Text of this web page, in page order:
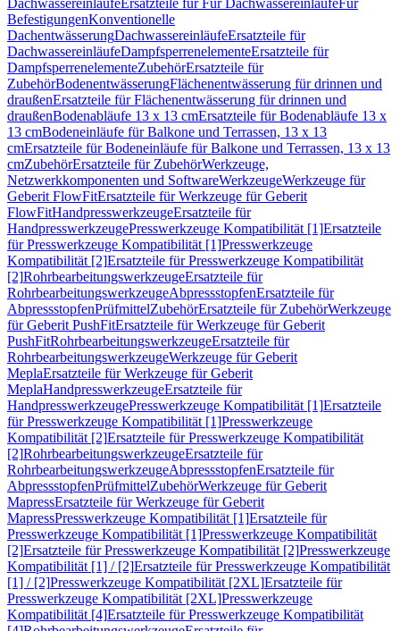
DachwassereinläufeErsatzteile für Für DachwassereinläufeFür
BefestigungenKonventionelle
DachentwässerungDachwassereinläufeErsatzteile für
DachwassereinläufeDampfsperrenelementeErsatzteile für
DampfsperrenelementeZubehörErsatzteile für
ZubehörBodenentwässerungFlächenentwässerung für drinnen und
draußenErsatzteile für Flächenentwässerung für drinnen und
draußenBodenabläufe 13 x 13 cmErsatzteile für Bodenabläufe 13 x
13 cmBodeneinläufe für Balkone und Terrassen, 13 x 13
cmErsatzteile für Bodeneinläufe für Balkone und Terrassen, 13 x 13
cmZubehörErsatzteile für ZubehörWerkzeuge,
Netzwerkkomponenten und SoftwareWerkzeugeWerkzeuge für
Geberit FlowFitErsatzteile für Werkzeuge für Geberit
FlowFitHandpresswerkzeugeErsatzteile für
HandpresswerkzeugePresswerkzeuge Kompatibilität [1]Ersatzteile
für Presswerkzeuge Kompatibilität [1]Presswerkzeuge
Kompatibilität [2]Ersatzteile für Presswerkzeuge Kompatibilität
[2]RohrbearbeitungswerkzeugeErsatzteile für
RohrbearbeitungswerkzeugeAbpressstopfenErsatzteile für
AbpressstopfenPrüfmittelZubehörErsatzteile für ZubehörWerkzeuge
für Geberit PushFitErsatzteile für Werkzeuge für Geberit
PushFitRohrbearbeitungswerkzeugeErsatzteile für
RohrbearbeitungswerkzeugeWerkzeuge für Geberit
MeplaErsatzteile für Werkzeuge für Geberit
MeplaHandpresswerkzeugeErsatzteile für
HandpresswerkzeugePresswerkzeuge Kompatibilität [1]Ersatzteile
für Presswerkzeuge Kompatibilität [1]Presswerkzeuge
Kompatibilität [2]Ersatzteile für Presswerkzeuge Kompatibilität
[2]RohrbearbeitungswerkzeugeErsatzteile für
RohrbearbeitungswerkzeugeAbpressstopfenErsatzteile für
AbpressstopfenPrüfmittelZubehörWerkzeuge für Geberit
MapressErsatzteile für Werkzeuge für Geberit
MapressPresswerkzeuge Kompatibilität [1]Ersatzteile für
Presswerkzeuge Kompatibilität [1]Presswerkzeuge Kompatibilität
[2]Ersatzteile für Presswerkzeuge Kompatibilität [2]Presswerkzeuge
Kompatibilität [1] / [2]Ersatzteile für Presswerkzeuge Kompatibilität
[1] / [2]Presswerkzeuge Kompatibilität [2XL]Ersatzteile für
Presswerkzeuge Kompatibilität [2XL]Presswerkzeuge
Kompatibilität [4]Ersatzteile für Presswerkzeuge Kompatibilität